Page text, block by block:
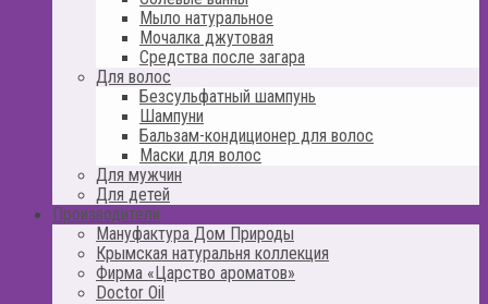
Мыло натуральное
Мочалка джутовая
Средства после загара
Для волос
Безсульфатный шампунь
Шампуни
Бальзам-кондиционер для волос
Маски для волос
Для мужчин
Для детей
Производители
Мануфактура Дом Природы
Крымская натуральня коллекция
Фирма «Царство ароматов»
Doctor Oil